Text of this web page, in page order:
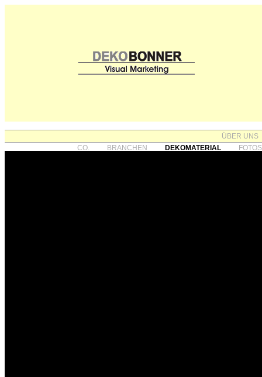
ÜBER UNS
CO.
BRANCHEN DEKOMATERIAL FOTOS